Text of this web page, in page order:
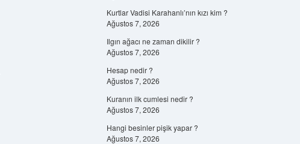
Kurtlar Vadisi Karahanlı’nın kızı kim ?
Ağustos 7, 2026
Ilgın ağacı ne zaman dikilir ?
Ağustos 7, 2026
Hesap nedir ?
Ağustos 7, 2026
Kuranın ilk cumlesi nedir ?
Ağustos 7, 2026
Hangi besinler pişik yapar ?
Ağustos 7, 2026